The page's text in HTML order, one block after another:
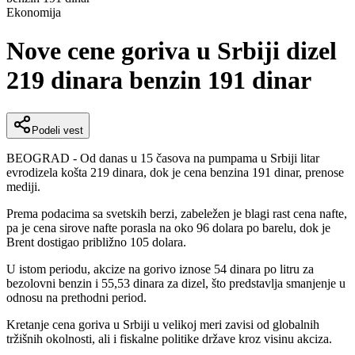
Ekonomija
Nove cene goriva u Srbiji dizel
219 dinara benzin 191 dinar
Podeli vest
BEOGRAD - Od danas u 15 časova na pumpama u Srbiji litar
evrodizela košta 219 dinara, dok je cena benzina 191 dinar, prenose
mediji.
Prema podacima sa svetskih berzi, zabeležen je blagi rast cena nafte,
pa je cena sirove nafte porasla na oko 96 dolara po barelu, dok je
Brent dostigao približno 105 dolara.
U istom periodu, akcize na gorivo iznose 54 dinara po litru za
bezolovni benzin i 55,53 dinara za dizel, što predstavlja smanjenje u
odnosu na prethodni period.
Kretanje cena goriva u Srbiji u velikoj meri zavisi od globalnih
tržišnih okolnosti, ali i fiskalne politike države kroz visinu akciza.